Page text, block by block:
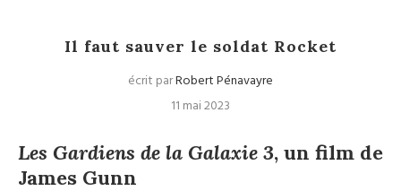
Il faut sauver le soldat Rocket
écrit parRobert Pénavayre
11 mai 2023
Les Gardiens de la Galaxie 3, un film de
James Gunn